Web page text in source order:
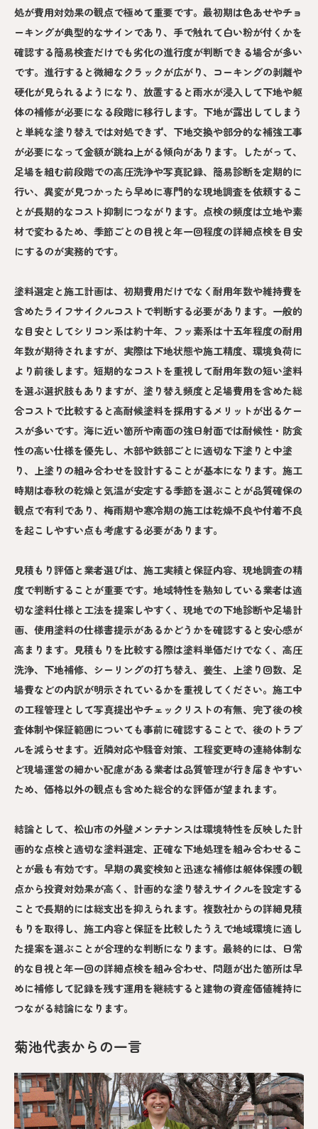
処が費用対効果の観点で極めて重要です。最初期は色あせやチョ
ーキングが典型的なサインであり、手で触れて白い粉が付くかを
確認する簡易検査だけでも劣化の進行度が判断できる場合が多い
です。進行すると微細なクラックが広がり、コーキングの剥離や
硬化が見られるようになり、放置すると雨水が浸入して下地や躯
体の補修が必要になる段階に移行します。下地が露出してしまう
と単純な塗り替えでは対処できず、下地交換や部分的な補強工事
が必要になって金額が跳ね上がる傾向があります。したがって、
足場を組む前段階での高圧洗浄や写真記録、簡易診断を定期的に
行い、異変が見つかったら早めに専門的な現地調査を依頼するこ
とが長期的なコスト抑制につながります。点検の頻度は立地や素
材で変わるため、季節ごとの目視と年一回程度の詳細点検を目安
にするのが実務的です。
塗料選定と施工計画は、初期費用だけでなく耐用年数や維持費を
含めたライフサイクルコストで判断する必要があります。一般的
な目安としてシリコン系は約十年、フッ素系は十五年程度の耐用
年数が期待されますが、実際は下地状態や施工精度、環境負荷に
より前後します。短期的なコストを重視して耐用年数の短い塗料
を選ぶ選択肢もありますが、塗り替え頻度と足場費用を含めた総
合コストで比較すると高耐候塗料を採用するメリットが出るケー
スが多いです。海に近い箇所や南面の強日射面では耐候性・防食
性の高い仕様を優先し、木部や鉄部ごとに適切な下塗りと中塗
り、上塗りの組み合わせを設計することが基本になります。施工
時期は春秋の乾燥と気温が安定する季節を選ぶことが品質確保の
観点で有利であり、梅雨期や寒冷期の施工は乾燥不良や付着不良
を起こしやすい点も考慮する必要があります。
見積もり評価と業者選びは、施工実績と保証内容、現地調査の精
度で判断することが重要です。地域特性を熟知している業者は適
切な塗料仕様と工法を提案しやすく、現地での下地診断や足場計
画、使用塗料の仕様書提示があるかどうかを確認すると安心感が
高まります。見積もりを比較する際は塗料単価だけでなく、高圧
洗浄、下地補修、シーリングの打ち替え、養生、上塗り回数、足
場費などの内訳が明示されているかを重視してください。施工中
の工程管理として写真提出やチェックリストの有無、完了後の検
査体制や保証範囲についても事前に確認することで、後のトラブ
ルを減らせます。近隣対応や騒音対策、工程変更時の連絡体制な
ど現場運営の細かい配慮がある業者は品質管理が行き届きやすい
ため、価格以外の観点も含めた総合的な評価が望まれます。
結論として、松山市の外壁メンテナンスは環境特性を反映した計
画的な点検と適切な塗料選定、正確な下地処理を組み合わせるこ
とが最も有効です。早期の異変検知と迅速な補修は躯体保護の観
点から投資対効果が高く、計画的な塗り替えサイクルを設定する
ことで長期的には総支出を抑えられます。複数社からの詳細見積
もりを取得し、施工内容と保証を比較したうえで地域環境に適し
た提案を選ぶことが合理的な判断になります。最終的には、日常
的な目視と年一回の詳細点検を組み合わせ、問題が出た箇所は早
めに補修して記録を残す運用を継続すると建物の資産価値維持に
つながる結論になります。
菊池代表からの一言